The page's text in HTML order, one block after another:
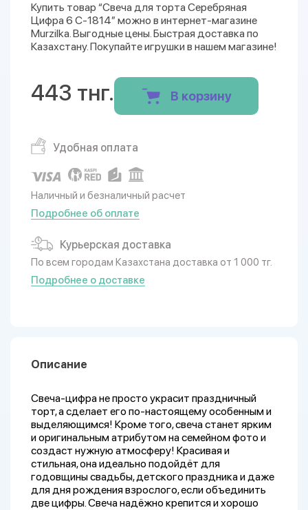
Купить товар “Свеча для торта Серебряная
Цифра 6 С-1814” можно в интернет-магазине
Murzilka. Выгодные цены. Быстрая доставка по
Казахстану. Покупайте игрушки в нашем магазине!
443 тнг. В корзину
Удобная оплата
Наличный и безналичный расчет
Подробнее об оплате
Курьерская доставка
По всем городам Казахстана доставка от 1 000 тг.
Подробнее о доставке
Описание
Свеча-цифра не просто украсит праздничный
торт, а сделает его по-настоящему особенным и
выделяющимся! Кроме того, свеча станет ярким
и оригинальным атрибутом на семейном фото и
создаст нужную атмосферу! Красивая и
стильная, она идеально подойдёт для
годовщины свадьбы, детского праздника и даже
для дня рождения взрослого, если объединить
две цифры. Свеча надёжно крепится и хорошо